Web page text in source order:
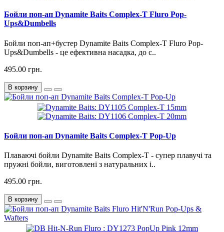
Бойли поп-ап Dynamite Baits Complex-T Fluro Pop-
Ups&Dumbells
Бойли поп-ап+бустер Dynamite Baits Complex-T Fluro Pop-
Ups&Dumbells - це ефективна насадка, до с..
495.00 грн.
В корзину
Бойли поп-ап Dynamite Baits Complex-T Pop-Up
Плаваючі бойли Dynamite Baits Complex-T - супер плавучі та
пружні бойли, виготовлені з натуральних і..
495.00 грн.
В корзину